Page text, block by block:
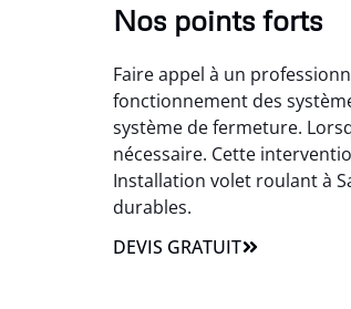
Nos points forts
Faire appel à un
fonctionnement des
système de fermeture.
nécessaire. Cette
Installation volet roulant à
durables.
DEVIS GRATUIT